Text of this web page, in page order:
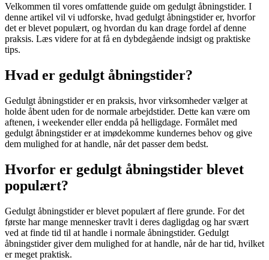
Velkommen til vores omfattende guide om gedulgt åbningstider. I
denne artikel vil vi udforske, hvad gedulgt åbningstider er, hvorfor
det er blevet populært, og hvordan du kan drage fordel af denne
praksis. Læs videre for at få en dybdegående indsigt og praktiske
tips.
Hvad er gedulgt åbningstider?
Gedulgt åbningstider er en praksis, hvor virksomheder vælger at
holde åbent uden for de normale arbejdstider. Dette kan være om
aftenen, i weekender eller endda på helligdage. Formålet med
gedulgt åbningstider er at imødekomme kundernes behov og give
dem mulighed for at handle, når det passer dem bedst.
Hvorfor er gedulgt åbningstider blevet
populært?
Gedulgt åbningstider er blevet populært af flere grunde. For det
første har mange mennesker travlt i deres dagligdag og har svært
ved at finde tid til at handle i normale åbningstider. Gedulgt
åbningstider giver dem mulighed for at handle, når de har tid, hvilket
er meget praktisk.